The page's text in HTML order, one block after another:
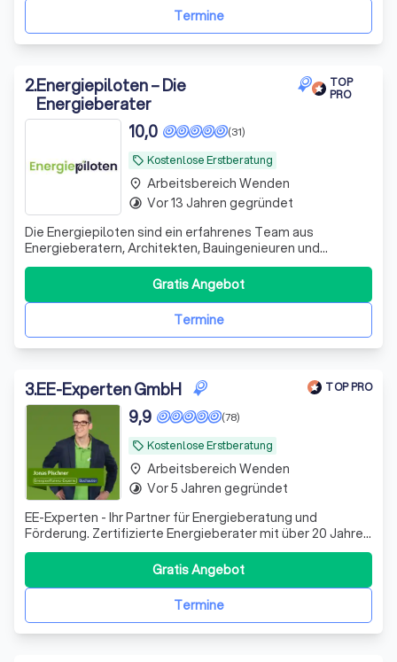
Termine
2.Energiepiloten – Die
Energieberater
TOP
PRO
local_offer Kostenlose Erstberatung
(31)
10,0
Die Energiepiloten sind ein erfahrenes Team aus
Energieberatern, Architekten, Bauingenieuren und
Handwerksmeistern mit über 15 Jahren Bauerfahrung. Wir
Energieberatung - BEG Einzelmaßnahmen - KFW
Effizienzhäuser - Wärmepumpen Check - Heiz
Termine
Gratis Angebot
place Arbeitsbereich Wenden
timelapse Vor 13 Jahren gegründet
3.EE-Experten GmbH TOP PRO
local_offer Kostenlose Erstberatung
(78)
9,9
EE-Experten - Ihr Partner für Energieberatung und
Förderung. Zertifizierte Energieberater mit über 20 Jahren
Erfahrung. Wir machen Ihre Sanierung förderfähig,
effizient und stressfrei.
Termine
Gratis Angebot
place Arbeitsbereich Wenden
timelapse Vor 5 Jahren gegründet